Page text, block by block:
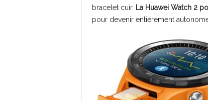
bracelet cuir. La Huawei Watch 2
pour devenir entièrement